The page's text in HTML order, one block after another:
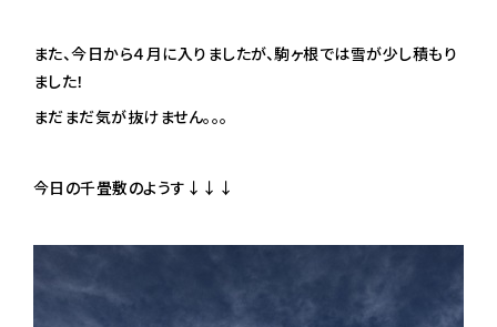
また、今日から４月に入りましたが、駒ヶ根では雪が少し積もり
ました！
まだまだ気が抜けません。。。
今日の千畳敷のようす↓↓↓